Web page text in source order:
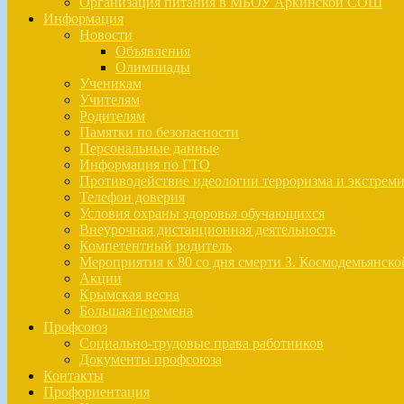
Информация
Новости
Объявления
Олимпиады
Ученикам
Учителям
Родителям
Памятки по безопасности
Персональные данные
Информация по ГТО
Противодействие идеологии терроризма и
Телефон доверия
Условия охраны здоровья обучающихся
Внеурочная дистанционная деятельность
Компетентный родитель
Мероприятия к 80 со дня смерти З.
Акции
Крымская весна
Большая перемена
Профсоюз
Социально-трудовые права работников
Документы профсоюза
Контакты
Профориентация